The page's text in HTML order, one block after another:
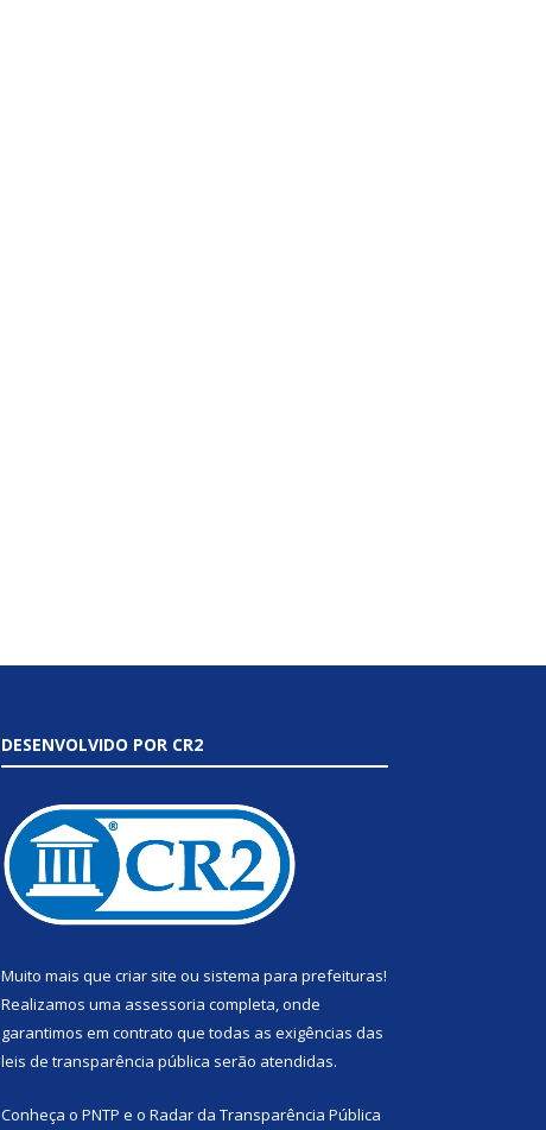
DESENVOLVIDO POR CR2
Muito mais que criar site ou sistema para prefeituras!
Realizamos uma assessoria completa, onde
garantimos em contrato que todas as exigências das
leis de transparência pública serão atendidas.
Conheça o PNTP e o Radar da Transparência Pública